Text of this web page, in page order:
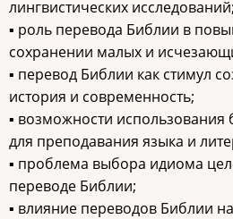
лингвистических исследований;
▪ роль перевода Библии в
сохранении малых и
▪ перевод Библии как стимул
история и современность;
▪ возможности использования
для преподавания языка и
▪ проблема выбора идиома
переводе Библии;
▪ влияние переводов Библии